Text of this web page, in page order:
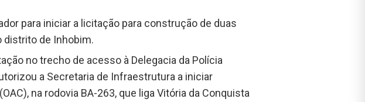
para iniciar a licitação para construção de duas
distrito de Inhobim.
no trecho de acesso à Delegacia da Polícia
a Secretaria de Infraestrutura a iniciar
na rodovia BA-263, que liga Vitória da Conquista